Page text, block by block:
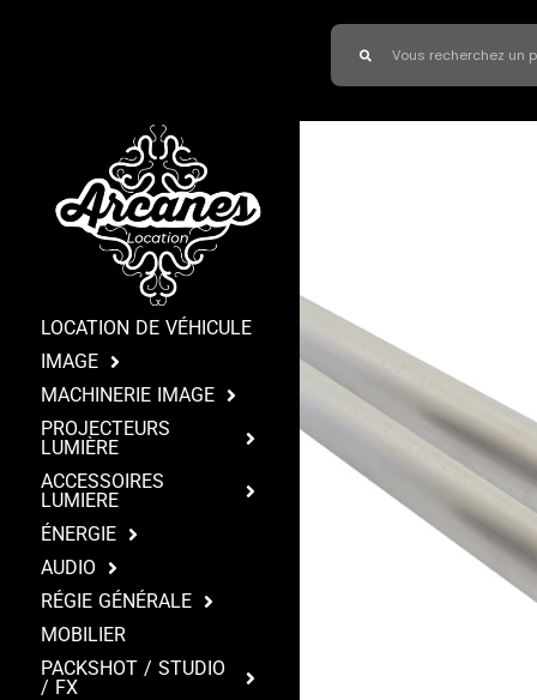
LOCATION DE VÉHICULE
IMAGE
MACHINERIE IMAGE
PROJECTEURS
LUMIÈRE
ACCESSOIRES
LUMIERE
ÉNERGIE
AUDIO
RÉGIE GÉNÉRALE
MOBILIER
PACKSHOT / STUDIO
/ FX